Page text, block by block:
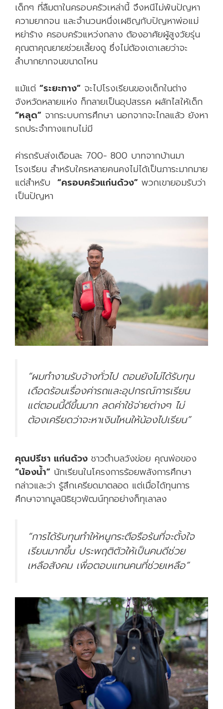
เด็กๆ ที่ลืมตาในครอบครัวเหล่านี้ จึงหนีไม่พ้นปัญหา
ความยากจน และจำนวนหนึ่งเผชิญกับปัญหาพ่อแม่
หย่าร้าง ครอบครัวแหว่งกลาง ต้องอาศัยผู้สูงวัยรุ่น
คุณตาคุณยายช่วยเลี้ยงดู ซึ่งไม่ต้องเดาเลยว่าจะ
ลำบากยากจนขนาดไหน
แม้แต่ “ระยะทาง” จะไปโรงเรียนของเด็กในต่าง
จังหวัดหลายแห่ง ก็กลายเป็นอุปสรรค ผลักไสให้เด็ก
“หลุด” จากระบบการศึกษา นอกจากจะไกลแล้ว ยังหา
รถประจำทางแทบไม่มี
ค่ารถรับส่งเดือนละ 700- 800 บาทจากบ้านมา
โรงเรียน สำหรับใครหลายคนคงไม่ได้เป็นภาระมากมาย
แต่สำหรับ “ครอบครัวแก่นด้วง” พวกเขายอมรับว่า
เป็นปัญหา
“ผมทำงานรับจ้างทั่วไป ตอนยังไม่ได้รับทุน
เดือดร้อนเรื่องค่ารถและอุปกรณ์การเรียน
แต่ตอนนี้ดีขึ้นมาก ลดค่าใช้จ่ายต่างๆ ไม่
ต้องเครียดว่าจะหาเงินไหนให้น้องไปเรียน”
คุณปรีชา แก่นด้วง ชาวตำบลวังข่อย คุณพ่อของ
“น้องน้ำ” นักเรียนในโครงการร้อยพลังการศึกษา
กล่าวและว่า รู้สึกเครียดมาตลอด แต่เมื่อได้ทุนการ
ศึกษาจากมูลนิธิยุวพัฒน์ทุกอย่างก็ทุเลาลง
“การได้รับทุนทำให้หนูกระตือรือร้นที่จะตั้งใจ
เรียนมากขึ้น ประพฤติตัวให้เป็นคนดีช่วย
เหลือสังคม เพื่อตอบแทนคนที่ช่วยเหลือ”